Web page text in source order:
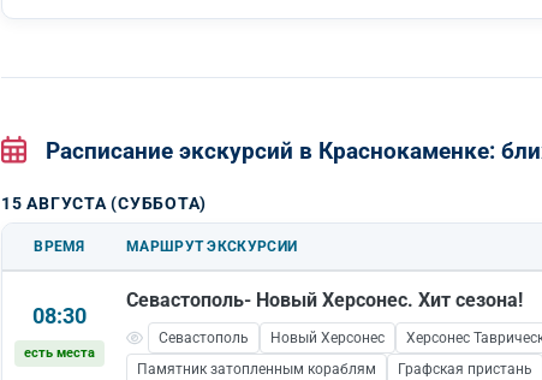
Расписание экскурсий в Краснокаменке:
15 АВГУСТА (СУББОТА)
ВРЕМЯ МАРШРУТ ЭКСКУРСИИ
08:30
есть места
Севастополь- Новый Херсонес. Хит сезона!
Севастополь Новый Херсонес
Херсонес
Памятник затопленным кораблям
Графская пристань